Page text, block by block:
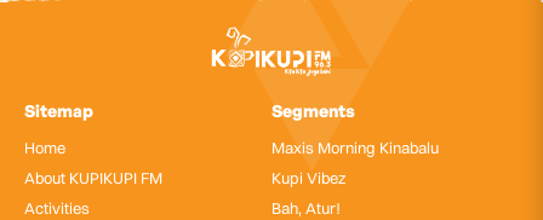
Sitemap
Home
About KUPIKUPI FM
Activities
Segments
Maxis Morning Kinabalu
Kupi Vibez
Bah, Atur!